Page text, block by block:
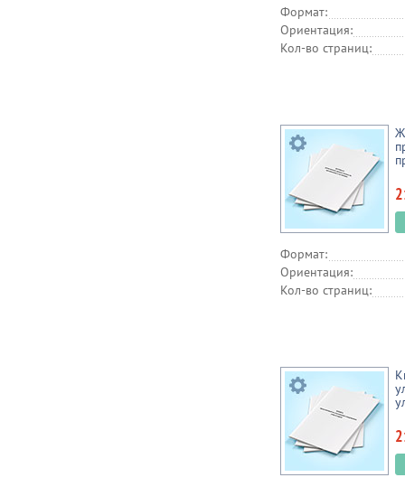
Формат:
Ориентация:
Кол-во страниц:
Формат:
Ориентация:
Кол-во страниц: